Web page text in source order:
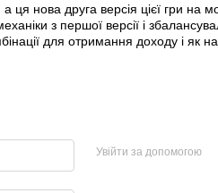
ця нова друга версія цієї гри
з першої версії і
для отримання доходу і як
Увійти за допомогою